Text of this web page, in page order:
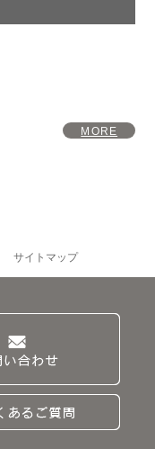
MORE
サイトマップ